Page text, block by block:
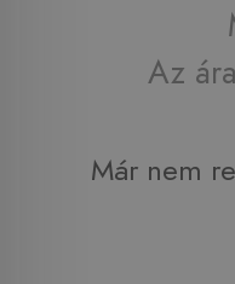
Az
Már nem